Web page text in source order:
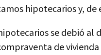
hipotecarios y, de
se debió al
de